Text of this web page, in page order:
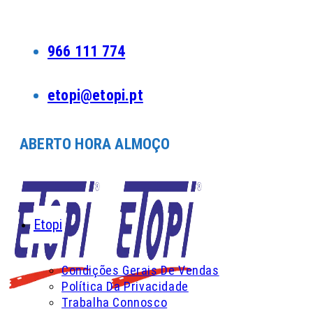
966 111 774
etopi@etopi.pt
ABERTO HORA ALMOÇO
Etopi
Condições Gerais De Vendas
Política Da Privacidade
Trabalha Connosco